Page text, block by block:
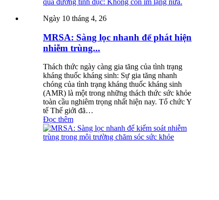
Ngày 10 tháng 4, 26
MRSA: Sàng lọc nhanh để phát hiện
nhiễm trùng...
Thách thức ngày càng gia tăng của tình trạng
kháng thuốc kháng sinh: Sự gia tăng nhanh
chóng của tình trạng kháng thuốc kháng sinh
(AMR) là một trong những thách thức sức khỏe
toàn cầu nghiêm trọng nhất hiện nay. Tổ chức Y
tế Thế giới đã…
Đọc thêm